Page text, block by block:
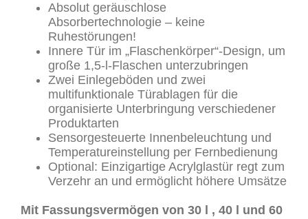
Absolut geräuschlose
Absorbertechnologie – keine
Ruhestörungen!
Innere Tür im „Flaschenkörper“-Design, um
große 1,5-l-Flaschen unterzubringen
Zwei Einlegeböden und zwei
multifunktionale Türablagen für die
organisierte Unterbringung verschiedener
Produktarten
Sensorgesteuerte Innenbeleuchtung und
Temperatureinstellung per Fernbedienung
Optional: Einzigartige Acrylglastür regt zum
Verzehr an und ermöglicht höhere Umsätze
Mit Fassungsvermögen von 30 l , 40 l und 60